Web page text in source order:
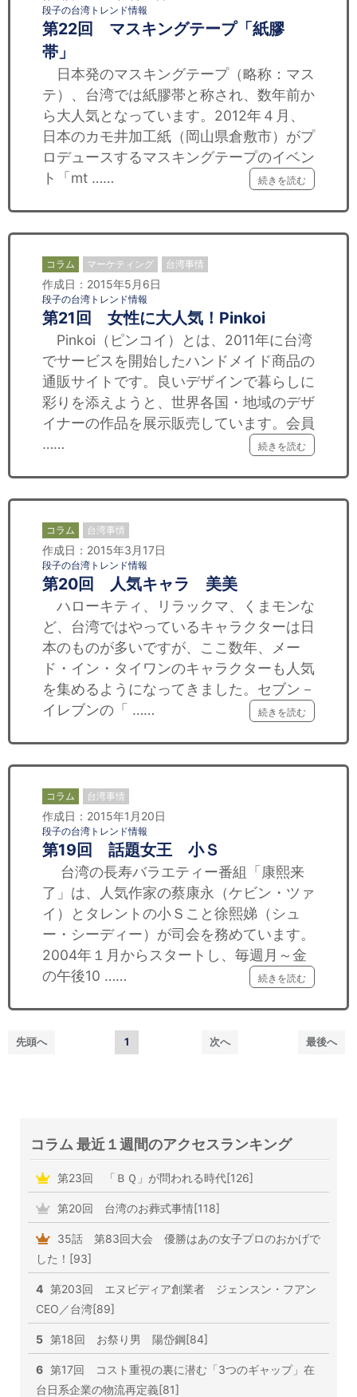
段子の台湾トレンド情報
第22回 マスキングテープ「紙膠
帯」
日本発のマスキングテープ（略称：マス
テ）、台湾では紙膠帯と称され、数年前か
ら大人気となっています。2012年４月、
日本のカモ井加工紙（岡山県倉敷市）がプ
ロデュースするマスキングテープのイベン
ト「mt ……
続きを読む
コラム マーケティング 台湾事情
作成日：2015年5月6日
段子の台湾トレンド情報
第21回 女性に大人気！Pinkoi
Pinkoi（ピンコイ）とは、2011年に台湾
でサービスを開始したハンドメイド商品の
通販サイトです。良いデザインで暮らしに
彩りを添えようと、世界各国・地域のデザ
イナーの作品を展示販売しています。会員
……
続きを読む
コラム 台湾事情
作成日：2015年3月17日
段子の台湾トレンド情報
第20回 人気キャラ 美美
ハローキティ、リラックマ、くまモンな
ど、台湾ではやっているキャラクターは日
本のものが多いですが、ここ数年、メー
ド・イン・タイワンのキャラクターも人気
を集めるようになってきました。セブン－
イレブンの「 ……
続きを読む
コラム 台湾事情
作成日：2015年1月20日
段子の台湾トレンド情報
第19回 話題女王 小Ｓ
台湾の長寿バラエティー番組「康熙来
了」は、人気作家の蔡康永（ケビン・ツァ
イ）とタレントの小Ｓこと徐熙娣（シュ
ー・シーディー）が司会を務めています。
2004年１月からスタートし、毎週月～金
の午後10 ……
続きを読む
先頭へ 1 次へ 最後へ
コラム 最近１週間のアクセスランキング
第23回 「ＢＱ」が問われる時代[126]
第20回 台湾のお葬式事情[118]
35話 第83回大会 優勝はあの女子プロのおかげで
した！[93]
4 第203回 エヌビディア創業者 ジェンスン・フアン
CEO／台湾[89]
5 第18回 お祭り男 陽岱鋼[84]
6 第17回 コスト重視の裏に潜む「3つのギャップ」在
台日系企業の物流再定義[81]